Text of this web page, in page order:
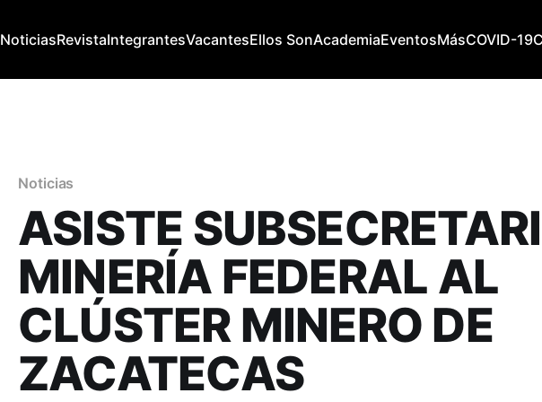
NoticiasRevistaIntegrantesVacantesEllos SonAcademiaEventosMásCOVID-19
Noticias
ASISTE
MINERÍA FEDERAL AL
CLÚSTER MINERO DE
ZACATECAS